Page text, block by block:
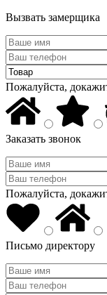
Вызвать замерщика
Пожалуйста,
Заказать звонок
Пожалуйста,
Письмо директору